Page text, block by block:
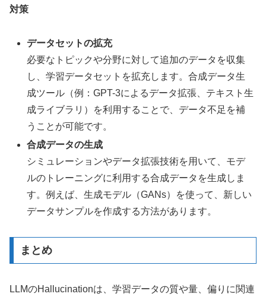
対策
データセットの拡充
必要なトピックや分野に対して追加のデータを収集
し、学習データセットを拡充します。合成データ生
成ツール（例：GPT-3によるデータ拡張、テキスト生
成ライブラリ）を利用することで、データ不足を補
うことが可能です。
合成データの生成
シミュレーションやデータ拡張技術を用いて、モデ
ルのトレーニングに利用する合成データを生成しま
す。例えば、生成モデル（GANs）を使って、新しい
データサンプルを作成する方法があります。
まとめ
LLMのHallucinationは、学習データの質や量、偏りに関連